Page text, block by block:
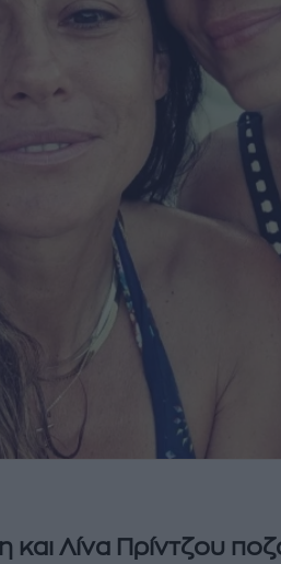
και Λίνα Πρίντζου